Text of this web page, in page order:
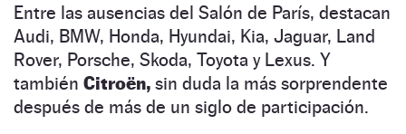
Entre las ausencias del Salón de París, destacan
Audi, BMW, Honda, Hyundai, Kia, Jaguar, Land
Rover, Porsche, Skoda, Toyota y Lexus. Y
también Citroën, sin duda la más sorprendente
después de más de un siglo de participación.